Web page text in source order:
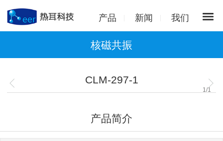
产品 新闻 我们
核磁共振
CLM-297-1
1 /1
产品简介